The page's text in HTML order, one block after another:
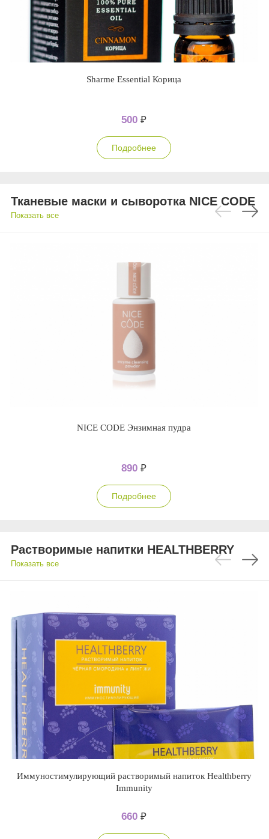
Sharme Essential Корица
500 ₽
Подробнее
Тканевые маски и сыворотка NICE CODE
Показать все
NICE CODE Энзимная пудра
890 ₽
Подробнее
Растворимые напитки HEALTHBERRY
Показать все
Иммуностимулирующий растворимый напиток Healthberry
Immunity
660 ₽